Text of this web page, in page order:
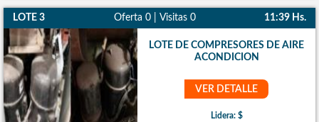
LOTE 3 Oferta 0 | Visitas 0 11:39 Hs.
LOTE DE COMPRESORES DE AIRE
ACONDICION
VER DETALLE
Lidera: $